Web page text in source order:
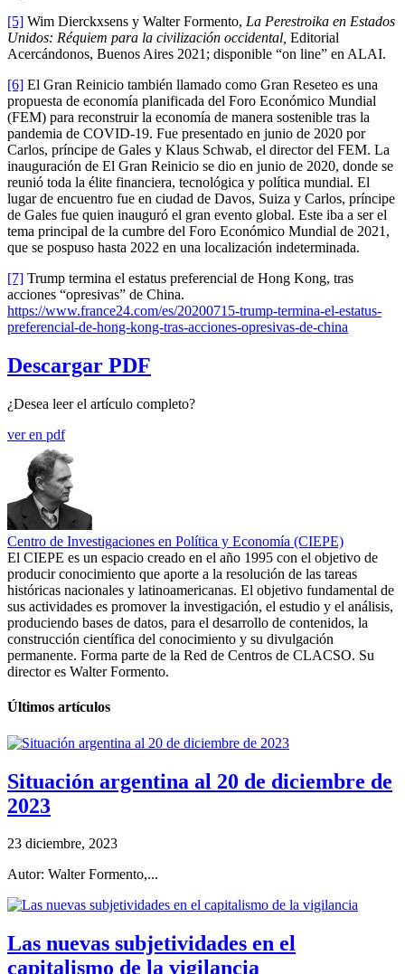
[5] Wim Dierckxsens y Walter Formento, La Perestroika en Estados
Unidos: Réquiem para la civilización occidental, Editorial
Acercándonos, Buenos Aires 2021; disponible “on line” en ALAI.
[6] El Gran Reinicio también llamado como Gran Reseteo es una
propuesta de economía planificada del Foro Económico Mundial
(FEM) para reconstruir la economía de manera sostenible tras la
pandemia de COVID-19. Fue presentado en junio de 2020 por
Carlos, príncipe de Gales y Klaus Schwab, el director del FEM. La
inauguración de El Gran Reinicio se dio en junio de 2020, donde se
reunió toda la élite financiera, tecnológica y política mundial. El
lugar de encuentro fue en ciudad de Davos, Suiza y Carlos, príncipe
de Gales fue quien inauguró el gran evento global.​ Este iba a ser el
tema principal de la cumbre del Foro Económico Mundial de 2021,
que se pospuso hasta 2022 en una localización indeterminada.
[7] Trump termina el estatus preferencial de Hong Kong, tras
acciones “opresivas” de China.
https://www.france24.com/es/20200715-trump-termina-el-estatus-
preferencial-de-hong-kong-tras-acciones-opresivas-de-china
Descargar PDF
¿Desea leer el artículo completo?
ver en pdf
Centro de Investigaciones en Política y Economía (CIEPE)
El CIEPE es un espacio creado en el año 1995 con el objetivo de
producir conocimiento que aporte a la resolución de las tareas
históricas nacionales y latinoamericanas. El objetivo fundamental de
sus actividades es promover la investigación, el estudio y el análisis,
produciendo bases de datos, para el desarrollo de contenidos, la
construcción científica del conocimiento y su divulgación
permanente. Forma parte de la Red de Centros de CLACSO. Su
director es Walter Formento.
Últimos artículos
Situación argentina al 20 de diciembre de
2023
23 diciembre, 2023
Autor: Walter Formento,...
Las nuevas subjetividades en el
capitalismo de la vigilancia